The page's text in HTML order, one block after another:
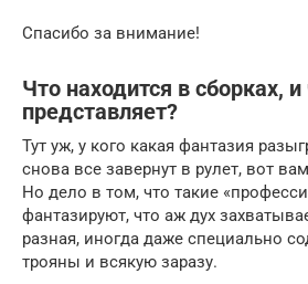
Спасибо за внимание!
Что находится в сборках, и
представляет?
Тут уж, у кого какая фантазия
снова все завернут в рулет, вот
Но дело в том, что такие
фантазируют, что аж дух
разная, иногда даже специально
трояны и всякую заразу.